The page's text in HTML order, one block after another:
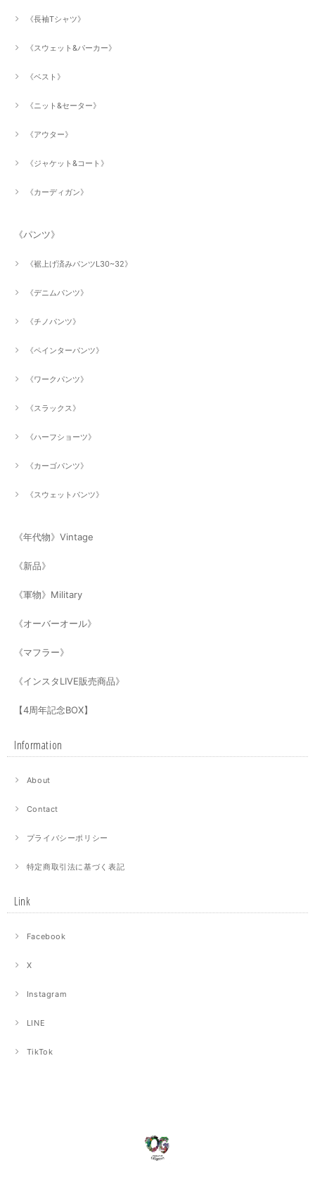
《長袖Tシャツ》
《スウェット&パーカー》
《ベスト》
《ニット&セーター》
《アウター》
《ジャケット&コート》
《カーディガン》
《パンツ》
《裾上げ済みパンツL30~32》
《デニムパンツ》
《チノパンツ》
《ペインターパンツ》
《ワークパンツ》
《スラックス》
《ハーフショーツ》
《カーゴパンツ》
《スウェットパンツ》
《年代物》Vintage
《新品》
《軍物》Military
《オーバーオール》
《マフラー》
《インスタLIVE販売商品》
【4周年記念BOX】
Information
About
Contact
プライバシーポリシー
特定商取引法に基づく表記
Link
Facebook
X
Instagram
LINE
TikTok